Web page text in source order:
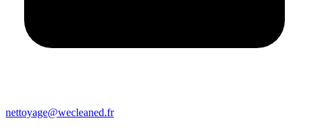
nettoyage@wecleaned.fr